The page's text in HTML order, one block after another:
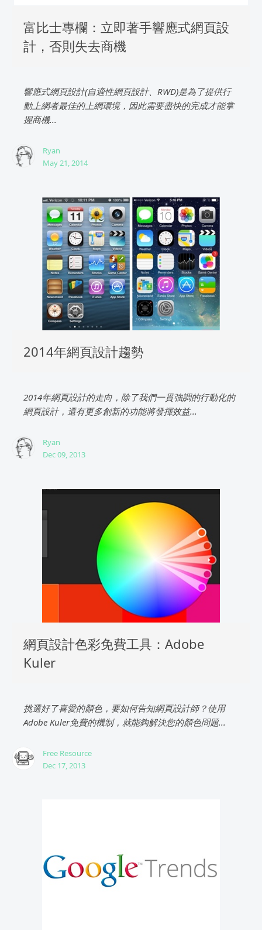
富比士專欄：立即著手響應式網頁設
計，否則失去商機
響應式網頁設計(自適性網頁設計、RWD)是為了提供行
動上網者最佳的上網環境，因此需要盡快的完成才能掌
握商機...
Ryan
May 21, 2014
2014年網頁設計趨勢
2014年網頁設計的走向，除了我們一貫強調的行動化的
網頁設計，還有更多創新的功能將發揮效益...
Ryan
Dec 09, 2013
網頁設計色彩免費工具：Adobe
Kuler
挑選好了喜愛的顏色，要如何告知網頁設計師？使用
Adobe Kuler免費的機制，就能夠解決您的顏色問題...
Free Resource
Dec 17, 2013